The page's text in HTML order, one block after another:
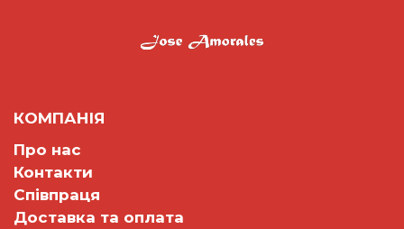
КОМПАНІЯ
Про нас
Контакти
Співпраця
Доставка та оплата